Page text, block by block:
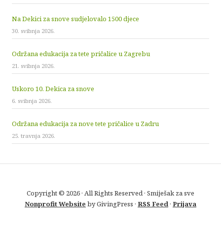
Na Dekici za snove sudjelovalo 1500 djece
30. svibnja 2026.
Održana edukacija za tete pričalice u Zagrebu
21. svibnja 2026.
Uskoro 10. Dekica za snove
6. svibnja 2026.
Održana edukacija za nove tete pričalice u Zadru
25. travnja 2026.
Copyright © 2026 · All Rights Reserved · Smiješak za sve
Nonprofit Website by GivingPress · RSS Feed· Prijava